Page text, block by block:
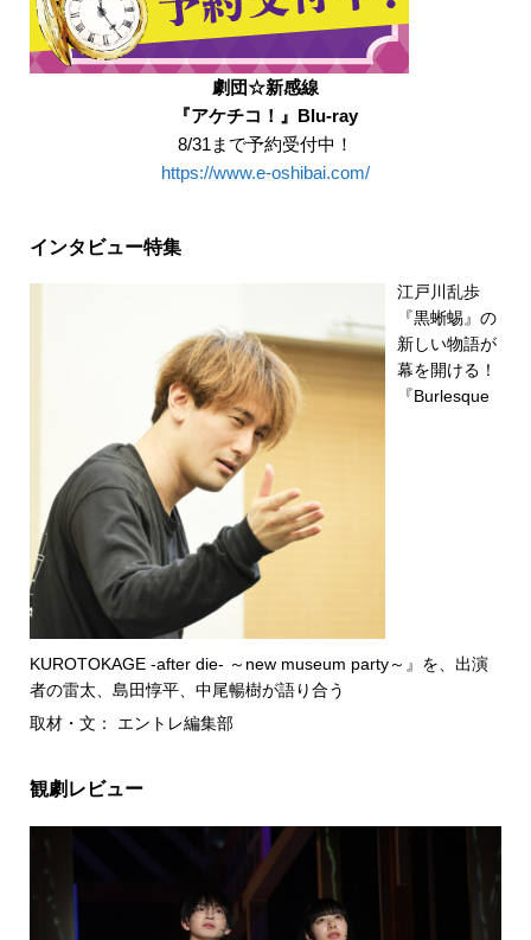
劇団☆新感線
『アケチコ！』Blu-ray
8/31まで予約受付中！
https://www.e-oshibai.com/
インタビュー特集
江戸川乱歩
『黒蜥蜴』の
新しい物語が
幕を開ける！
『Burlesque
KUROTOKAGE -after die- ～new museum party～』を、出演
者の雷太、島田惇平、中尾暢樹が語り合う
取材・文： エントレ編集部
観劇レビュー